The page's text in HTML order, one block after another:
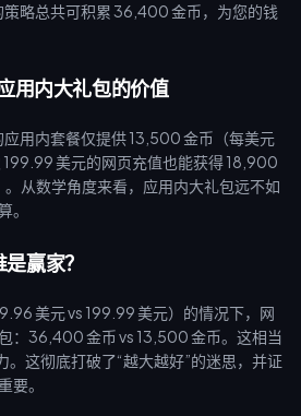
略总共可积累 36,400 金币，为您的钱
用内大礼包的价值
用内套餐仅提供 13,500 金币（每美元
美元的网页充值也能获得 18,900
从数学角度来看，应用内大礼包远不如
。
赢家？
美元 vs 199.99 美元）的情况下，网
：36,400 金币 vs 13,500 金币。这相当
。这彻底打破了“越大越好”的迷思，并证
要。